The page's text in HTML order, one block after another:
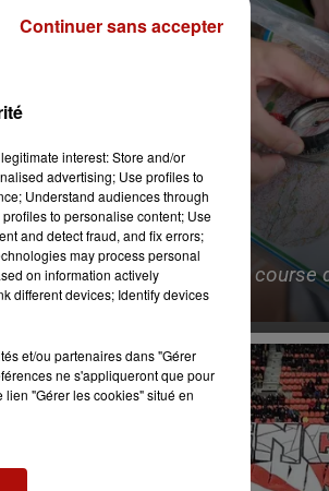
10h25
Bientôt une course
ValJoly !
interest: Store and/or
advertising; Use profiles to
Understand audiences through
to personalise content; Use
and detect fraud, and fix errors;
may process personal
on information actively
different devices; Identify devices
et/ou partenaires dans "Gérer
ne s'appliqueront que pour
"Gérer les cookies" situé en
Continuer sans accepter